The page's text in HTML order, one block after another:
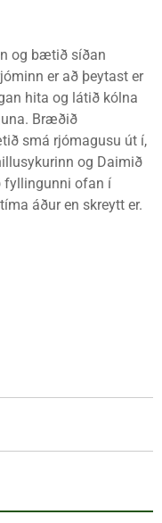
og bætið síðan
er að þeytast er
hita og látið kólna
Bræðið
smá rjómagusu út í,
og Daimið
fyllingunni ofan í
áður en skreytt er.